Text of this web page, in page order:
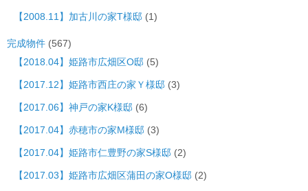
【2008.11】加古川の家T様邸 (1)
完成物件 (567)
【2018.04】姫路市広畑区O邸 (5)
【2017.12】姫路市西庄の家Ｙ様邸 (3)
【2017.06】神戸の家K様邸 (6)
【2017.04】赤穂市の家M様邸 (3)
【2017.04】姫路市仁豊野の家S様邸 (2)
【2017.03】姫路市広畑区蒲田の家O様邸 (2)